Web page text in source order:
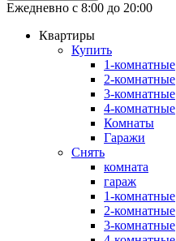
Ежедневно с 8:00 до 20:00
Квартиры
Купить
1-комнатные
2-комнатные
3-комнатные
4-комнатные
Комнаты
Гаражи
Снять
комната
гараж
1-комнатные
2-комнатные
3-комнатные